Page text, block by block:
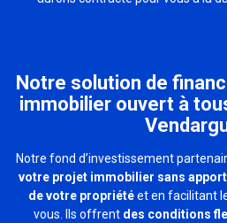
Notre solution de
immobilier ouvert à
Notre fond d’investissement
votre projet immobilier sans apport
de votre propriétéet en facilitant
vous. Ils offrent des conditions